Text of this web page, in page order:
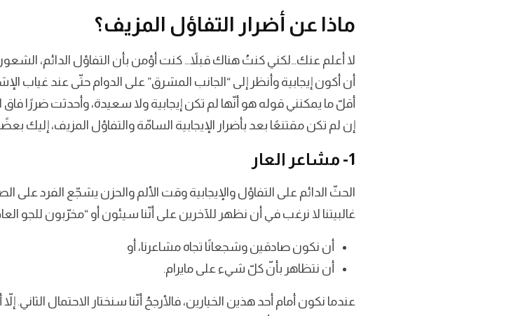
ماذا عن أضرار التفاؤل المزيف؟
لا أعلم عنك…لكني كنتُ هناك قبلاً… كنت أؤمن بأن التفاؤل الدائم، الشعور
أن أكون إيجابية وأنظر إلى “الجانب المشرق” على الدوام حتّى عند غياب
أقلّ ما يمكنني قوله هو أنّها لم تكن إيجابية ولا سعيدة، وأحدثت ضررًا فاق
إن لم تكن مقتنعًا بعد بأضرار الإيجابية السامّة والتفاؤل المزيف، إليك
1- مشاعر العار
الحثّ الدائم على التفاؤل والإيجابية وقت الألم والحزن يشجّع الفرد
غالبيتنا لا نرغب في أن نظهر للآخرين على أنّنا سيئون أو “مخرّبون للجو
أن نكون صادقين وشجعانًا تجاه مشاعرنا، أو
أن نتظاهر بأنّ كلّ شيء على مايرام.
عندما نكون أمام أحد هذين الخيارين، فالأرجحُ أنّنا سنختار الاحتمال الثاني.